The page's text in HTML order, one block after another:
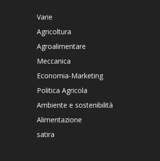
Varie
Agricoltura
Agroalimentare
Meccanica
Economia-Marketing
Politica Agricola
Ambiente e sostenibilità
Alimentazione
satira